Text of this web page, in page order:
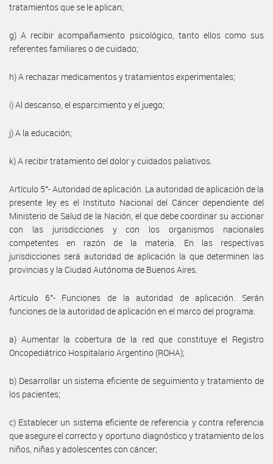
tratamientos que se le aplican;
g) A recibir acompañamiento psicológico, tanto ellos como sus
referentes familiares o de cuidado;
h) A rechazar medicamentos y tratamientos experimentales;
i) Al descanso, el esparcimiento y el juego;
j) A la educación;
k) A recibir tratamiento del dolor y cuidados paliativos.
Artículo 5°- Autoridad de aplicación. La autoridad de aplicación de la
presente ley es el Instituto Nacional del Cáncer dependiente del
Ministerio de Salud de la Nación, el que debe coordinar su accionar
con las jurisdicciones y con los organismos nacionales
competentes en razón de la materia. En las respectivas
jurisdicciones será autoridad de aplicación la que determinen las
provincias y la Ciudad Autónoma de Buenos Aires.
Artículo 6°- Funciones de la autoridad de aplicación. Serán
funciones de la autoridad de aplicación en el marco del programa:
a) Aumentar la cobertura de la red que constituye el Registro
Oncopediátrico Hospitalario Argentino (ROHA);
b) Desarrollar un sistema eficiente de seguimiento y tratamiento de
los pacientes;
c) Establecer un sistema eficiente de referencia y contra referencia
que asegure el correcto y oportuno diagnóstico y tratamiento de los
niños, niñas y adolescentes con cáncer;